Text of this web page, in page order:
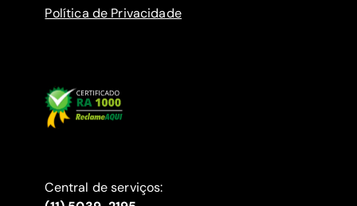
Política de Privacidade
Central de serviços: